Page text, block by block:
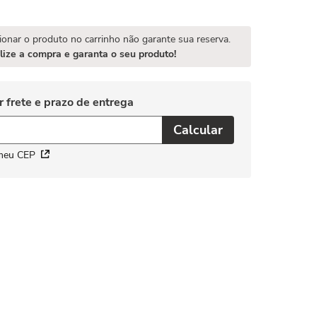
o produto no carrinho não garante sua reserva.
a compra e garanta o seu produto!
CEP